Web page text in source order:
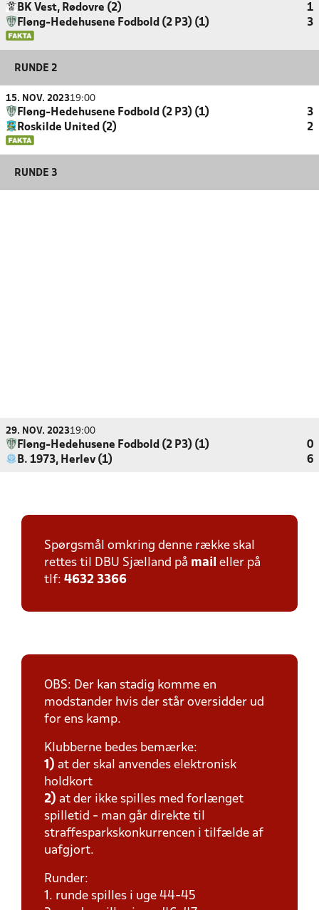
BK Vest, Rødovre (2)
1
Fløng-Hedehusene Fodbold (2 P3) (1)
3
RUNDE 2
15. NOV. 202319:00
Fløng-Hedehusene Fodbold (2 P3) (1)
3
Roskilde United (2)
2
RUNDE 3
29. NOV. 202319:00
Fløng-Hedehusene Fodbold (2 P3) (1)
0
B. 1973, Herlev (1)
6
Spørgsmål omkring denne række skal
rettes til DBU Sjælland på mail eller på
tlf: 4632 3366
OBS: Der kan stadig komme en
modstander hvis der står oversidder ud
for ens kamp.
Klubberne bedes bemærke:
1) at der skal anvendes elektronisk
holdkort
2) at der ikke spilles med forlænget
spilletid - man går direkte til
straffesparkskonkurrencen i tilfælde af
uafgjort.
Runder:
1. runde spilles i uge 44-45